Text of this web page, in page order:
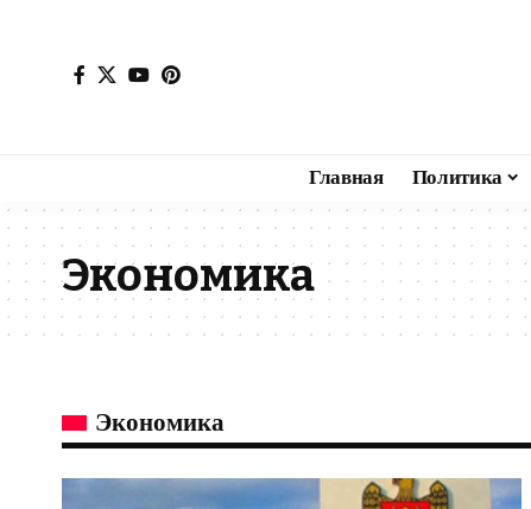
Главная Политика
Экономика
Экономика